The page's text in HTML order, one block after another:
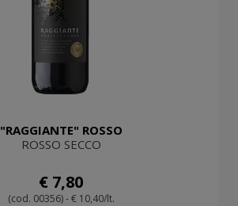
"RAGGIANTE" ROSSO
ROSSO SECCO
€ 7,80
(cod. 00356) - € 10,40/lt.